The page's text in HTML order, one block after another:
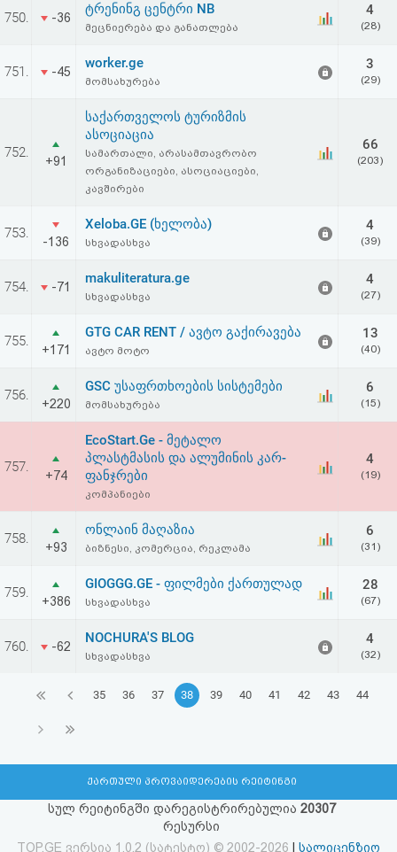
750. -36
ტრენინგ ცენტრი NB
მეცნიერება და განათლება
4
(28)
751. -45
worker.ge
მომსახურება
3
(29)
752.
+91
საქართველოს ტურიზმის
ასოციაცია
სამართალი, არასამთავრობო
ორგანიზაციები, ასოციაციები,
კავშირები
66
(203)
753.
-136
Xeloba.GE (ხელობა)
სხვადასხვა
4
(39)
754. -71
makuliteratura.ge
სხვადასხვა
4
(27)
755.
+171
GTG CAR RENT / ავტო გაქირავება
ავტო მოტო
13
(40)
756.
+220
GSC უსაფრთხოების სისტემები
მომსახურება
6
(15)
757.
+74
EcoStart.Ge - მეტალო
პლასტმასის და ალუმინის კარ-
ფანჯრები
კომპანიები
4
(19)
758.
+93
ონლაინ მაღაზია
ბიზნესი, კომერცია, რეკლამა
6
(31)
759.
+386
GIOGGG.GE - ფილმები ქართულად
სხვადასხვა
28
(67)
760. -62
NOCHURA'S BLOG
სხვადასხვა
4
(32)
35 36 37 38 39 40 41 42 43 44
ქართული პროვაიდერების რეიტინგი
სულ რეიტინგში დარეგისტრირებულია 20307
რესურსი
TOP.GE ვერსია 1.0.2 (სატესტო) © 2002-2026
სალიცენზიო